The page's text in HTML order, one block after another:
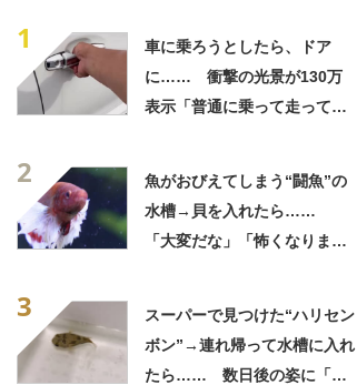
1
車に乗ろうとしたら、ドア
に…… 衝撃の光景が130万
表示「普通に乗って走ってた
2
魚がおびえてしまう“闘魚”の
水槽→貝を入れたら……
「大変だな」「怖くなりまし
3
スーパーで見つけた“ハリセン
ボン”→連れ帰って水槽に入れ
たら…… 数日後の姿に「な